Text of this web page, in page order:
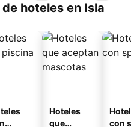
hoteles en Isla
Hoteles
que
con